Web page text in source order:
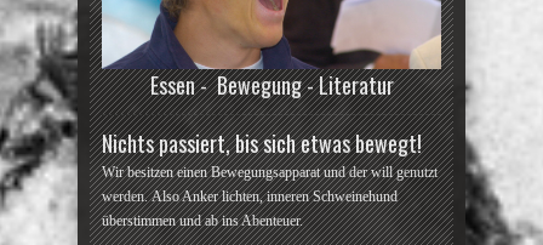
Essen - Bewegung - Literatur
Nichts passiert, bis sich etwas bewegt!
Wir besitzen einen Bewegungsapparat und der will genutzt
werden. Also Anker lichten, inneren Schweinehund
überstimmen und ab ins Abenteuer.